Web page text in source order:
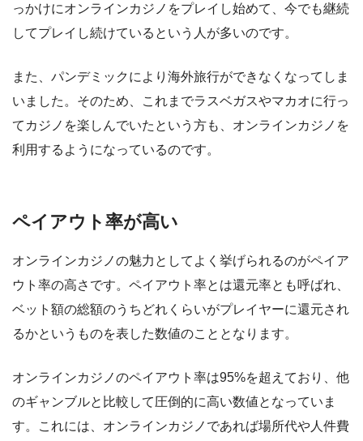
っかけにオンラインカジノをプレイし始めて、今でも継続
してプレイし続けているという人が多いのです。
また、パンデミックにより海外旅行ができなくなってしま
いました。そのため、これまでラスベガスやマカオに行っ
てカジノを楽しんでいたという方も、オンラインカジノを
利用するようになっているのです。
ペイアウト率が高い
オンラインカジノの魅力としてよく挙げられるのがペイア
ウト率の高さです。ペイアウト率とは還元率とも呼ばれ、
ベット額の総額のうちどれくらいがプレイヤーに還元され
るかというものを表した数値のこととなります。
オンラインカジノのペイアウト率は95%を超えており、他
のギャンブルと比較して圧倒的に高い数値となっていま
す。これには、オンラインカジノであれば場所代や人件費